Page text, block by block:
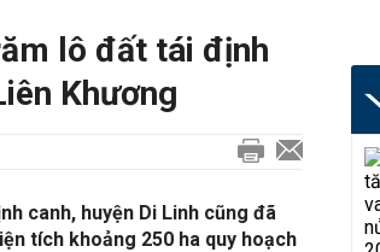
lô đất tái định
Khương
canh, huyện Di Linh cũng đã
tích khoảng 250 ha quy hoạch